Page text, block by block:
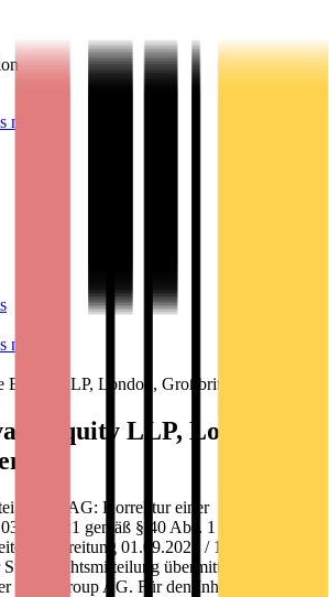
news
news
Equity LLP, London, Großbritannien
Equity LLP, London,
Lübbe AG: Korrektur einer
gemäß § 40 Abs. 1 WpHG mit
Verbreitung 01.09.2021 / 11:08
übermittelt durch
EQS Group AG. Für den Inhalt